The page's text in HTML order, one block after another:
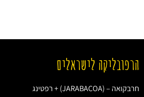
הרפובליקה לישראלים
חרבקואה – (JARABACOA) + רפטינג